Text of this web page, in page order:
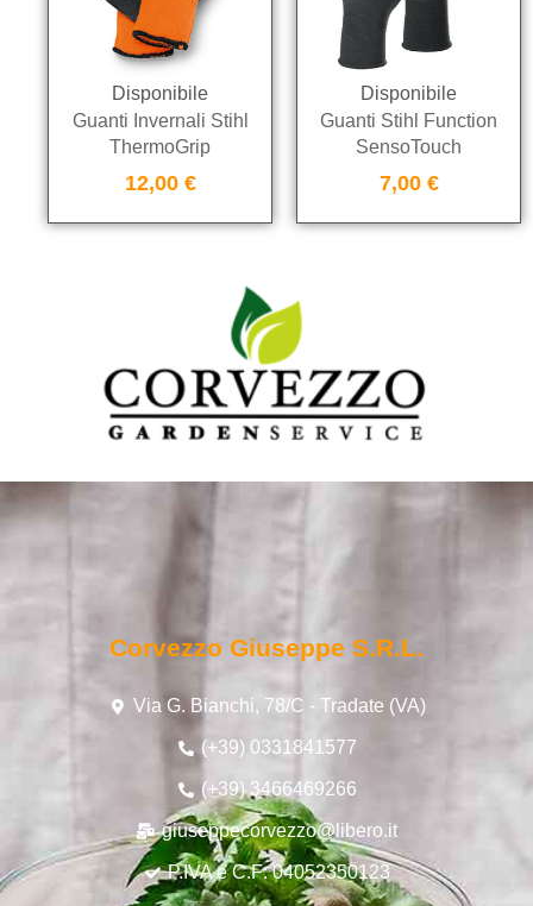
Disponibile
Guanti Invernali Stihl
ThermoGrip
12,00 €
Disponibile
Guanti Stihl Function
SensoTouch
7,00 €
Corvezzo Giuseppe S.r.l.
Via G. Bianchi, 78/C - Tradate (VA)
(+39) 0331841577
(+39) 3466469266
giuseppecorvezzo@libero.it
P.IVA e C.F: 04052350123